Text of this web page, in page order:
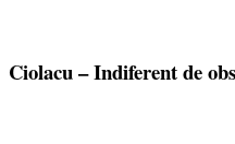
Ciolacu – Indiferent de